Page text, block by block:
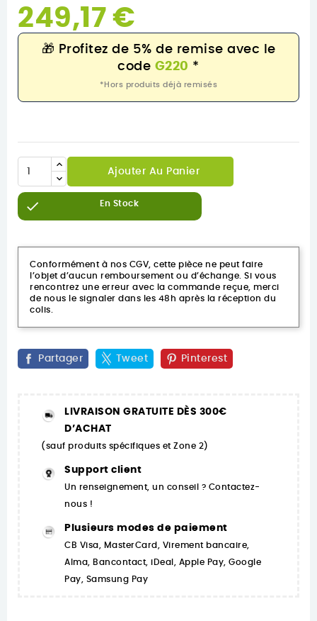
249,17 €
🎁 Profitez de 5% de remise avec le
code G220 *
*Hors produits déjà remisés
Ajouter Au Panier
 En Stock
Conformément à nos CGV, cette pièce ne peut faire
l’objet d’aucun remboursement ou d’échange. Si vous
rencontrez une erreur avec la commande reçue, merci
de nous le signaler dans les 48h après la réception du
colis.
Partager Tweet Pinterest
LIVRAISON GRATUITE DÈS 300€
D’ACHAT
(sauf produits spécifiques et Zone 2)
Support client
Un renseignement, un conseil ? Contactez-
nous !
Plusieurs modes de paiement
CB Visa, MasterCard, Virement bancaire,
Alma, Bancontact, iDeal, Apple Pay, Google
Pay, Samsung Pay